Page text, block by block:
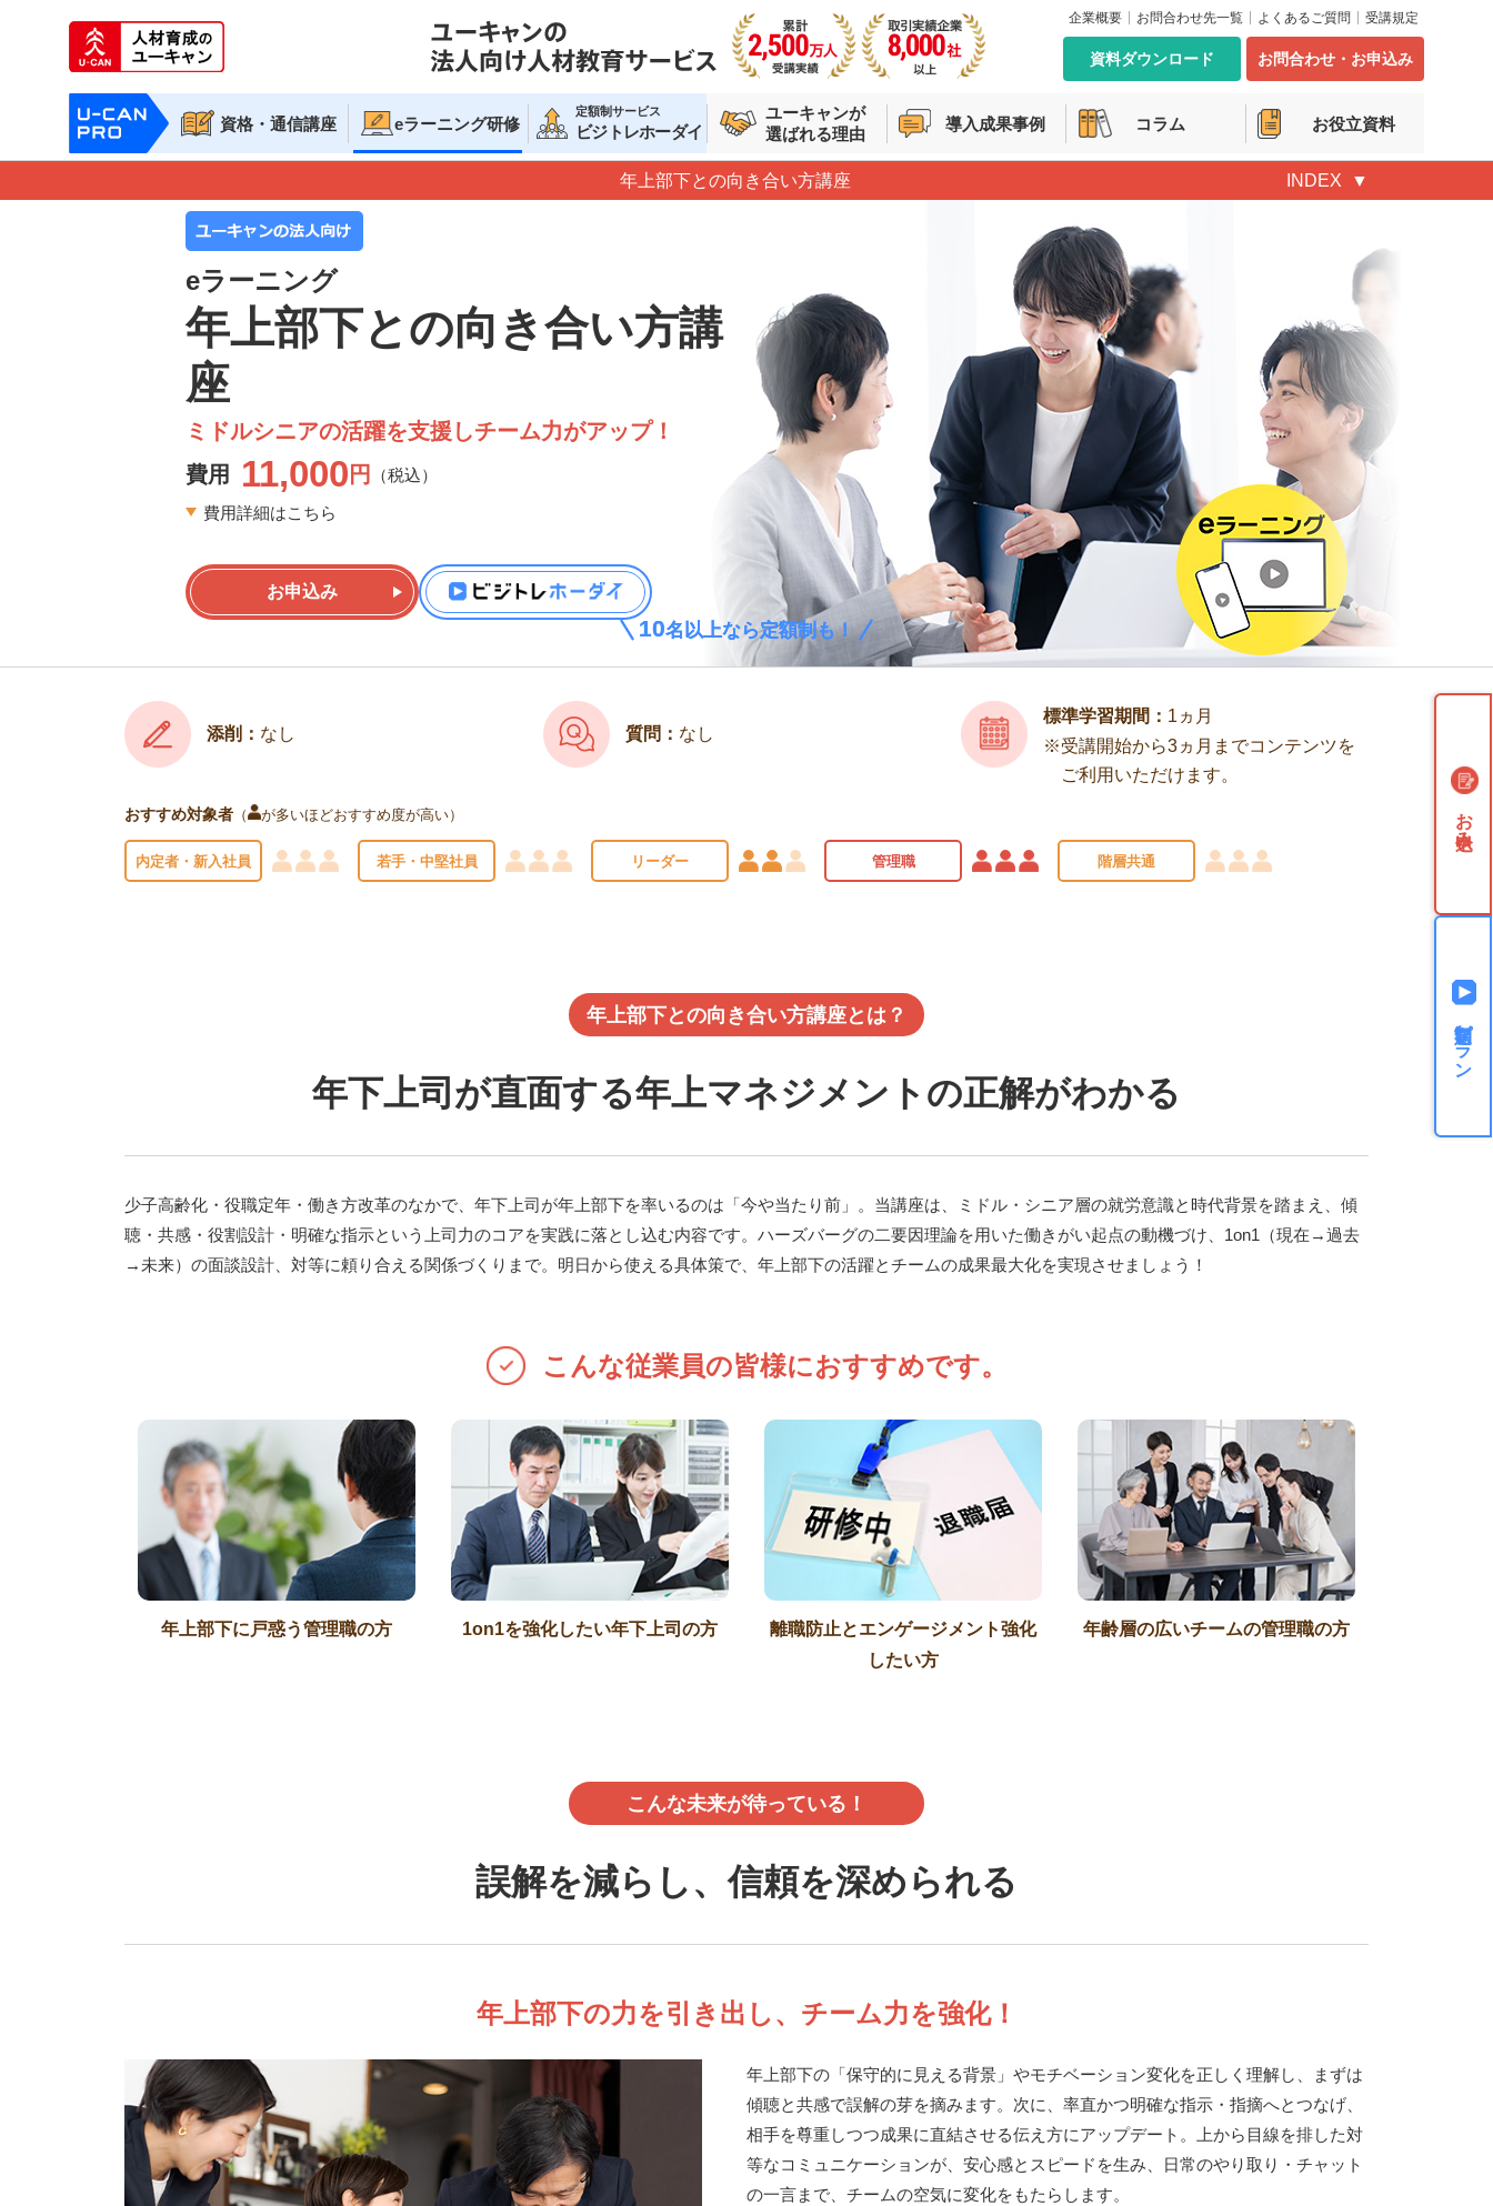
企業概要 お問合わせ先一覧 よくあるご質問 受講規定
資料ダウンロード お問合わせ・お申込み
資格・通信講座 eラーニング研修
定額制サービス
ビジトレホーダイ
ユーキャンが
選ばれる理由
導入成果事例 コラム お役立資料
年上部下との向き合い方講座 INDEX
eラーニング
年上部下との向き合い方講
座
ミドルシニアの活躍を支援しチーム力がアップ！
費用
11,000 円 （税込）
費用詳細はこちら
お申込み
添削： なし 質問： なし
標準学習期間： 1ヵ月
受講開始から3ヵ月までコンテンツを
ご利用いただけます。
おすすめ対象者 （ が多いほどおすすめ度が高い）
内定者・新入社員 若手・中堅社員 リーダー 管理職 階層共通
年上部下との向き合い方講座とは？
年下上司が直面する年上マネジメントの正解がわかる
少子高齢化・役職定年・働き方改革のなかで、年下上司が年上部下を率いるのは「今や当たり前」。当講座は、ミドル・シニア層の就労意識と時代背景を踏まえ、傾
聴・共感・役割設計・明確な指示という上司力のコアを実践に落とし込む内容です。ハーズバーグの二要因理論を用いた働きがい起点の動機づけ、1on1（現在→過去
→未来）の面談設計、対等に頼り合える関係づくりまで。明日から使える具体策で、年上部下の活躍とチームの成果最大化を実現させましょう！
こんな従業員の皆様におすすめです。
年上部下に戸惑う管理職の方 1on1を強化したい年下上司の方
離職防止とエンゲージメント強化
したい方
年齢層の広いチームの管理職の方
こんな未来が待っている！
誤解を減らし、信頼を深められる
年上部下の力を引き出し、チーム力を強化！
年上部下の「保守的に見える背景」やモチベーション変化を正しく理解し、まずは
傾聴と共感で誤解の芽を摘みます。次に、率直かつ明確な指示・指摘へとつなげ、
相手を尊重しつつ成果に直結させる伝え方にアップデート。上から目線を排した対
等なコミュニケーションが、安心感とスピードを生み、日常のやり取り・チャット
の一言まで、チームの空気に変化をもたらします。
10名以上なら定額制も！
10名以上なら定額制も！
お申込み
定額制プラン